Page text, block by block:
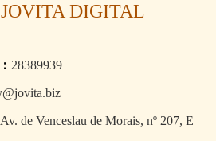
JOVITA DIGITAL
28389939
de Venceslau de Morais, nº 207, E